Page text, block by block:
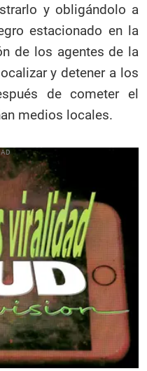
y obligándolo a
estacionado en la
de los agentes de la
y detener a los
de cometer el
medios locales.